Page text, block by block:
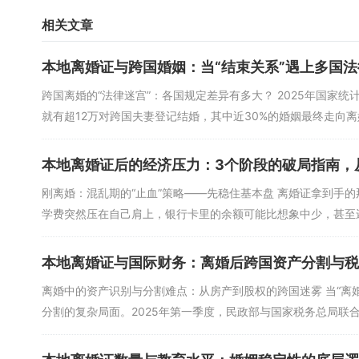
相关文章
本地离婚证与跨国婚姻：当“结束关系”遇上多国
跨国离婚的“法律迷宫”：各国规定差异有多大？ 2025年国家
就有超12万对跨国夫妻登记结婚，其中近30%的婚姻最终走向
本地离婚证后的经济压力：3个阶段的破局指南，
刚离婚：混乱期的“止血”策略——先稳住基本盘 离婚证拿到手
学费突然压在自己肩上，银行卡里的余额可能比想象中少，甚
本地离婚证与国际财务：离婚后跨国资产分割与
离婚中的资产识别与分割难点：从房产到股权的跨国迷雾 当“
分割的复杂局面。2025年第一季度，民政部与国家税务总局联